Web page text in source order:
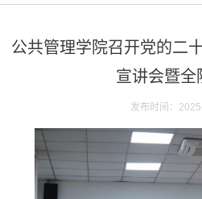
公共管理学院召开党的二
宣讲会暨全
发布时间：